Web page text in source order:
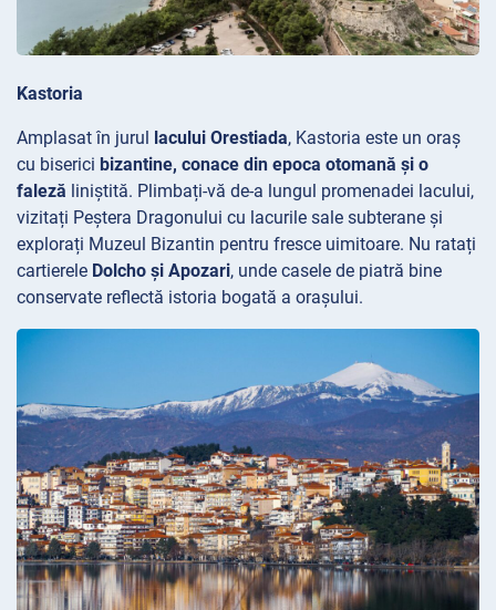
Kastoria
Amplasat în jurul lacului Orestiada, Kastoria este un oraș
cu biserici bizantine, conace din epoca otomană și o
faleză liniștită. Plimbați-vă de-a lungul promenadei lacului,
vizitați Peștera Dragonului cu lacurile sale subterane și
explorați Muzeul Bizantin pentru fresce uimitoare. Nu ratați
cartierele Dolcho și Apozari, unde casele de piatră bine
conservate reflectă istoria bogată a orașului.